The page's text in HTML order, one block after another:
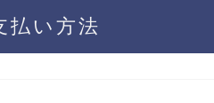
払い方法